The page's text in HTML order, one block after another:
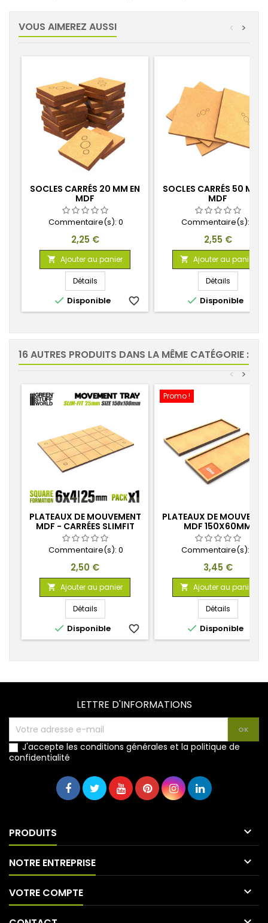
VOUS AIMEREZ AUSSI >
<
SOCLES CARRÉS 20 MM EN
MDF
Commentaire(s): 0
Prix
2,25 €
 Ajouter au panier
Détails
 Disponible favorite_border
SOCLES CARRÉS 50 MM
MDF
Commentaire(s):
Prix
2,55 €
 Ajouter au panier
Détails
 Disponible
16 AUTRES PRODUITS DANS LA MÊME CATÉGORIE :
>
<
PLATEAUX DE MOUVEMENT
MDF - CARRÉES SLIMFIT
150X100MM
Commentaire(s): 0
Prix
2,50 €
 Ajouter au panier
Détails
 Disponible favorite_border
Promo !
PLATEAUX DE
MDF 150X60MM
Commentaire(s):
Prix
3,45 €
 Ajouter au panier
Détails
 Disponible
LETTRE D'INFORMATIONS
J'accepte les conditions générales et la politique de
confidentialité
PRODUITS 
NOTRE ENTREPRISE 
VOTRE COMPTE 